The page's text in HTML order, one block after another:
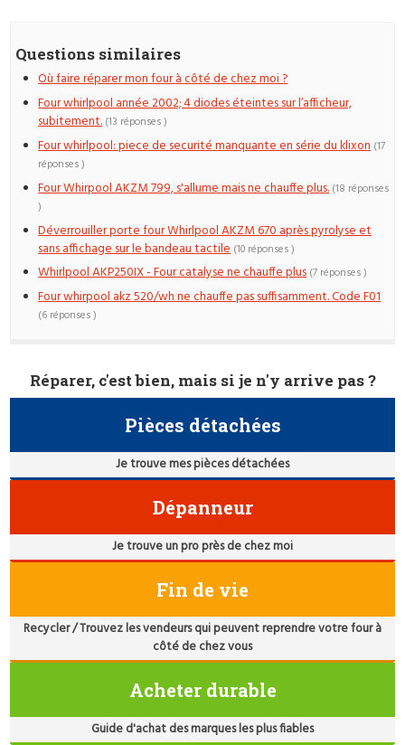
Questions similaires
Où faire réparer mon four à côté de chez moi ?
Four whirlpool année 2002; 4 diodes éteintes sur l’afficheur,
subitement. (13 réponses )
Four whirlpool: piece de securité manquante en série du klixon (17
réponses )
Four Whirpool AKZM 799, s'allume mais ne chauffe plus. (18 réponses
)
Déverrouiller porte four Whirlpool AKZM 670 après pyrolyse et
sans affichage sur le bandeau tactile (10 réponses )
Whirlpool AKP250IX - Four catalyse ne chauffe plus (7 réponses )
Four whirpool akz 520/wh ne chauffe pas suffisamment. Code F01
(6 réponses )
Réparer, c'est bien, mais si je n'y arrive pas ?
Pièces détachées
Je trouve mes pièces détachées
Dépanneur
Je trouve un pro près de chez moi
Fin de vie
Recycler / Trouvez les vendeurs qui peuvent reprendre votre four à
côté de chez vous
Acheter durable
Guide d'achat des marques les plus fiables